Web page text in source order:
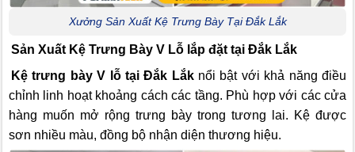
Xưởng Sản Xuất Kệ Trưng Bày Tại Đắk Lắk
Sản Xuất Kệ Trưng Bày V Lỗ lắp đặt tại Đắk Lắk
Kệ trưng bày V lỗ tại Đắk Lắknổi bật với khả năng điều
chỉnh linh hoạt khoảng cách các tầng. Phù hợp với các cửa
hàng muốn mở rộng trưng bày trong tương lai. Kệ được
sơn nhiều màu, đồng bộ nhận diện thương hiệu.